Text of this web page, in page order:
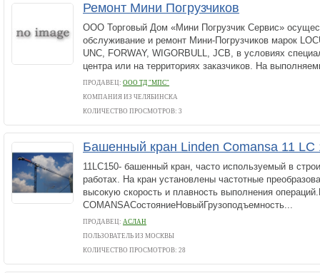
Ремонт Мини Погрузчиков
ООО Торговый Дом «Мини Погрузчик Сервис»
обслуживание и ремонт Мини-Погрузчиков марок
UNC, FORWAY, WIGORBULL, JCB, в условиях
центра или на территориях заказчиков. На
ПРОДАВЕЦ: ООО ТД "МПС"
КОМПАНИЯ ИЗ ЧЕЛЯБИНСКА
КОЛИЧЕСТВО ПРОСМОТРОВ: 3
Башенный кран Linden Comansa 11 LC
11LC150- башенный кран, часто используемый в
работах. На кран установлены частотные
высокую скорость и плавность выполнения
COMANSAСостояниеНовыйГрузоподъемность...
ПРОДАВЕЦ: АСЛАН
ПОЛЬЗОВАТЕЛЬ ИЗ МОСКВЫ
КОЛИЧЕСТВО ПРОСМОТРОВ: 28